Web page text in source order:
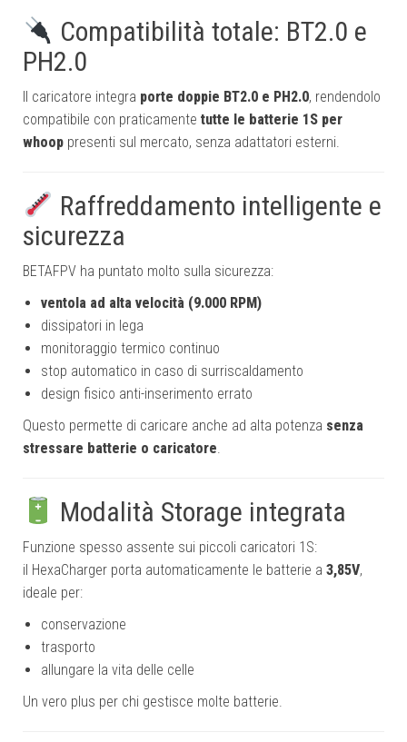
Compatibilità totale: BT2.0 e
PH2.0
Il caricatore integra porte doppie BT2.0 e PH2.0, rendendolo
compatibile con praticamente tutte le batterie 1S per
whoop presenti sul mercato, senza adattatori esterni.
Raffreddamento intelligente e
sicurezza
BETAFPV ha puntato molto sulla sicurezza:
ventola ad alta velocità (9.000 RPM)
dissipatori in lega
monitoraggio termico continuo
stop automatico in caso di surriscaldamento
design fisico anti-inserimento errato
Questo permette di caricare anche ad alta potenza senza
stressare batterie o caricatore.
Modalità Storage integrata
Funzione spesso assente sui piccoli caricatori 1S:
il HexaCharger porta automaticamente le batterie a 3,85V,
ideale per:
conservazione
trasporto
allungare la vita delle celle
Un vero plus per chi gestisce molte batterie.